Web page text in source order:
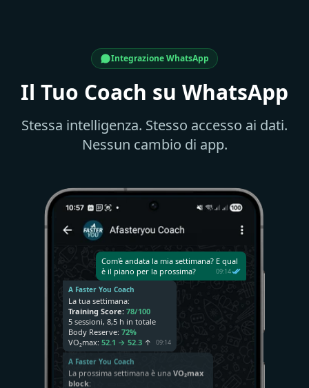
Integrazione WhatsApp
Il Tuo Coach su WhatsApp
Stessa intelligenza. Stesso accesso ai dati.
Nessun cambio di app.
Com'è andata la mia settimana? E qual
è il piano per la prossima?
09:14
A Faster You Coach
La tua settimana:
Training Score: 78/100
5 sessioni, 8,5 h in totale
Body Reserve:72%
VO₂max:52.1 → 52.3 ↑ 09:14
A Faster You Coach
La prossima settimana è unaVO₂max
block: